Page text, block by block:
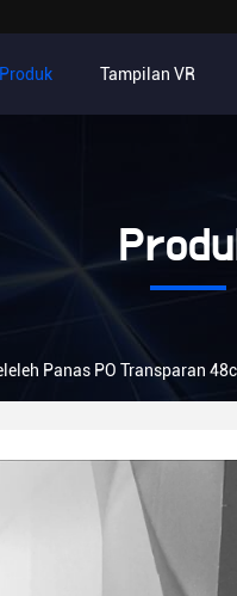
Produk Tampilan VR
Panas PO Transparan